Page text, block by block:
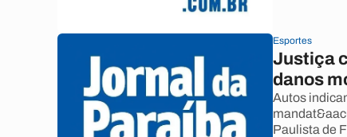
Esportes
Justiça
danos
Autos
Paulista de